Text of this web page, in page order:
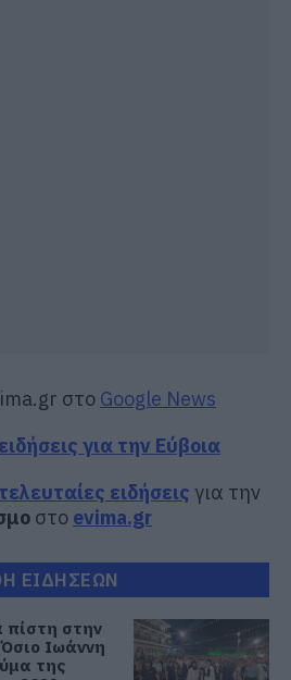
στο Google News
ειδήσεις για την Εύβοια
τελευταίες ειδήσεις για την
στο evima.gr
ΕΙΔΗΣΕΩΝ
πίστη στην
Ιωάννη
της